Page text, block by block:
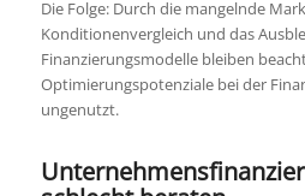
Die Folge: Durch die mangelnde
Konditionenvergleich und das
Finanzierungsmodelle bleiben
Optimierungspotenziale bei der
ungenutzt.